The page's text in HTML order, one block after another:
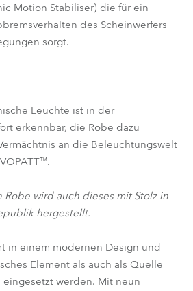
Motion Stabiliser) die für ein
des Scheinwerfers
sorgt.
Leuchte ist in der
erkennbar, die Robe dazu
an die Beleuchtungswelt
Robe wird auch dieses mit Stolz in
hergestellt.
in einem modernen Design und
Element als auch als Quelle
werden. Mit neun